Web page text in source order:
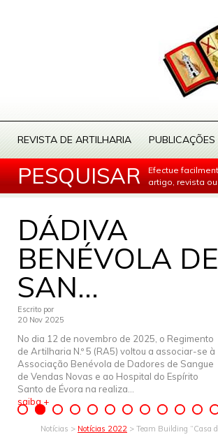
REVISTA DE ARTILHARIA PUBLICAÇÕES
PESQUISAR
Efectue
artigo, revista
DÁDIVA
BENÉVOLA DE
SAN...
Escrito por
20 Nov 2025
No dia 12 de novembro de 2025, o Regimento
de Artilharia N.º 5 (RA5) voltou a associar-se à
Associação Benévola de Dadores de Sangue
de Vendas Novas e ao Hospital do Espírito
Santo de Évora na realiza...
saiba +
Notícias > Notícias 2022 > Team Building “Casa